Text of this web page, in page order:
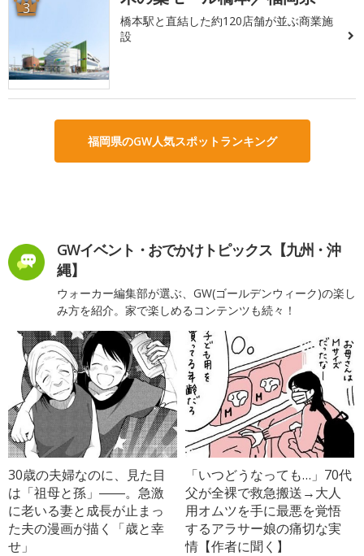
3
橋本駅と直結した約120店舗が並ぶ商業施
設
福岡県のGW人気スポットランキング
GWイベント・おでかけトピックス【九州・沖
縄】
ウォーカー編集部が選ぶ、GW(ゴールデンウィーク)の楽し
み方を紹介。家で楽しめるコンテンツも続々！
30歳の夫婦なのに、見た目
は「祖母と孫」――。急激
に老いる妻と成長が止まっ
た夫の漫画が描く「歳と幸
せ」
「いつどうなっても…」70代
父が全裸で救急搬送→大人
用オムツを手に最悪を覚悟
するアラサー娘の痛切な実
情【作者に聞く】